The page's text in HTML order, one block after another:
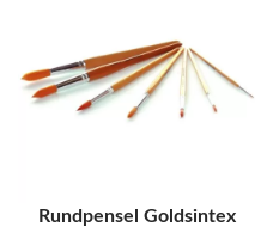
Rundpensel Goldsintex